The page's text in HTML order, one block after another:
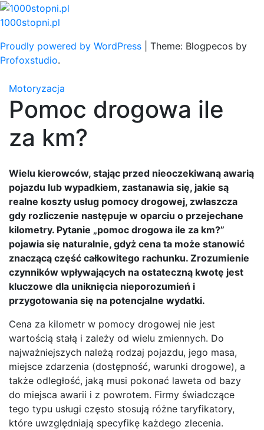
Skip
to
1000stopni.pl
Proudly powered by WordPress
Theme: Blogpecos by
Profoxstudio.
Motoryzacja
Pomoc drogowa ile
za km?
Wielu kierowców, stając przed nieoczekiwaną awarią
pojazdu lub wypadkiem, zastanawia się, jakie są
realne koszty usług pomocy drogowej, zwłaszcza
gdy rozliczenie następuje w oparciu o przejechane
kilometry. Pytanie „pomoc drogowa ile za km?”
pojawia się naturalnie, gdyż cena ta może stanowić
znaczącą część całkowitego rachunku. Zrozumienie
czynników wpływających na ostateczną kwotę jest
kluczowe dla uniknięcia nieporozumień i
przygotowania się na potencjalne wydatki.
Cena za kilometr w pomocy drogowej nie jest
wartością stałą i zależy od wielu zmiennych. Do
najważniejszych należą rodzaj pojazdu, jego masa,
miejsce zdarzenia (dostępność, warunki drogowe), a
także odległość, jaką musi pokonać laweta od bazy
do miejsca awarii i z powrotem. Firmy świadczące
tego typu usługi często stosują różne taryfikatory,
które uwzględniają specyfikę każdego zlecenia.